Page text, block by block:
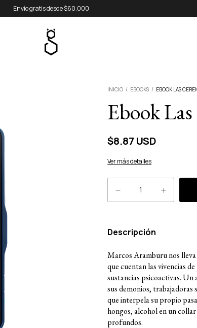
Envío gratis desde $60.000
INICIO / EBOOKS / EBOOK LAS
Ebook
$8.87 USD
Ver más detalles
Descripción
Marcos Aramburu nos lleva
que cuentan las vivencias
sustancias psicoactivas. Un
sus demonios, trabajadoras
que interpela su propio
hongos, alcohol en un
profundos.